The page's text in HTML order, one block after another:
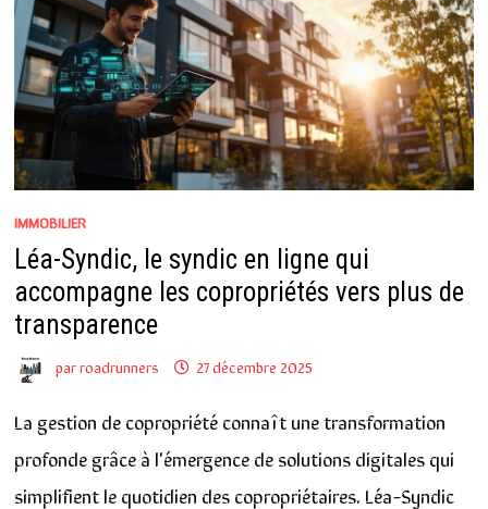
IMMOBILIER
Léa-Syndic, le syndic en ligne qui
accompagne les copropriétés vers plus de
transparence
parroadrunners 27 décembre 2025
La gestion de copropriété connaît une transformation
profonde grâce à l'émergence de solutions digitales qui
simplifient le quotidien des copropriétaires. Léa-Syndic